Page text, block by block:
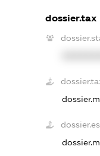
dossier.tax